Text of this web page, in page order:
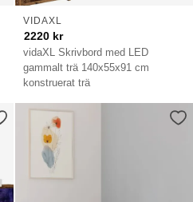
vidaXL Skrivbord med LED
gammalt trä 140x55x91 cm
konstruerat trä
VIDAXL
2220 kr